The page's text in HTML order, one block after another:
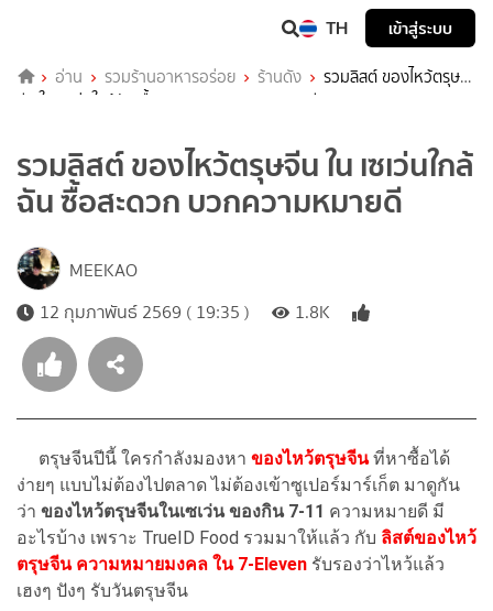
TH เข้าสู่ระบบ
อ่าน รวมร้านอาหารอร่อย ร้านดัง
รวมลิสต์ ของไหว้ตรุษ
จีน ใน เซเว่นใกล้ฉัน ซื้อสะดวก บวกความหมายดี
รวมลิสต์ ของไหว้ตรุษจีน ใน เซเว่นใกล้
ฉัน ซื้อสะดวก บวกความหมายดี
MEEKAO
12 กุมภาพันธ์ 2569 ( 19:35 )
1.8K
ตรุษจีนปีนี้ ใครกำลังมองหา ของไหว้ตรุษจีนที่หาซื้อได้
ง่ายๆ แบบไม่ต้องไปตลาด ไม่ต้องเข้าซูเปอร์มาร์เก็ต มาดูกัน
ว่า ของไหว้ตรุษจีนในเซเว่น ของกิน 7-11 ความหมายดี มี
อะไรบ้าง เพราะ TrueID Food รวมมาให้แล้ว กับ ลิสต์ของไหว้
ตรุษจีน ความหมายมงคล ใน 7-Eleven รับรองว่าไหว้แล้ว
เฮงๆ ปังๆ รับวันตรุษจีน